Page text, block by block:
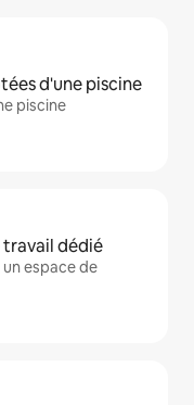
d'une piscine
piscine
travail dédié
espace de